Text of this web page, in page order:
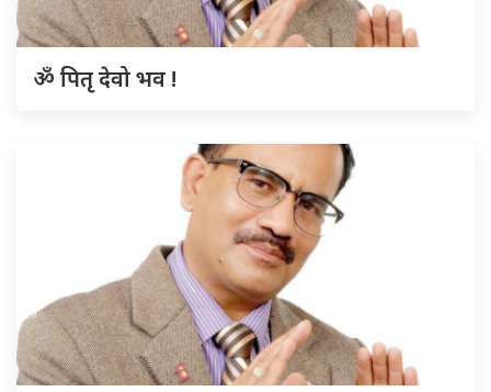
ॐ पितृ देवो भव !